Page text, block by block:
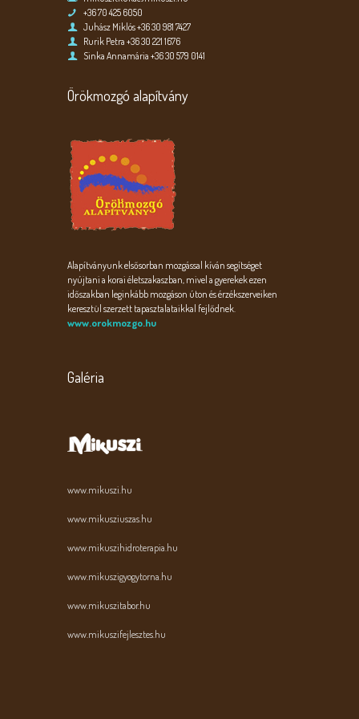
+36 70 425 6050
Juhász Miklós +36 30 981 7427
Rurik Petra +36 30 221 1676
Sinka Annamária +36 30 579 0141
Örökmozgó alapítvány
Alapítványunk elsősorban mozgással kíván segítséget
nyújtani a korai életszakaszban, mivel a gyerekek ezen
időszakban leginkább mozgáson úton és érzékszerveiken
keresztül szerzett tapasztalataikkal fejlődnek.
www.orokmozgo.hu
Galéria
www.mikuszi.hu
www.mikusziuszas.hu
www.mikuszihidroterapia.hu
www.mikuszigyogytorna.hu
www.mikuszitabor.hu
www.mikuszifejlesztes.hu